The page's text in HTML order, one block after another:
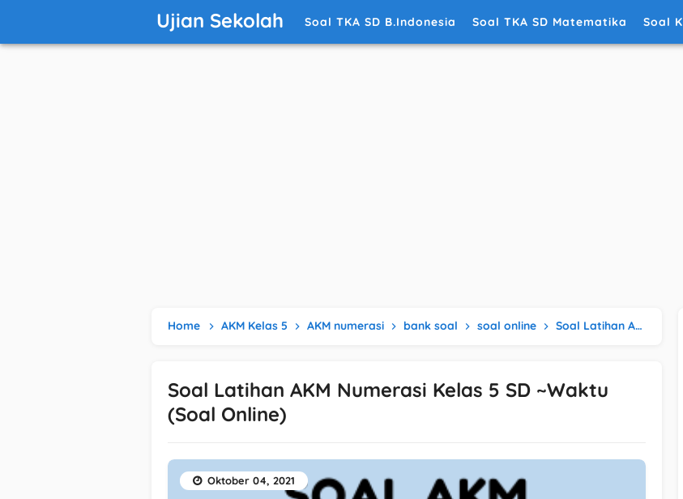
Ujian Sekolah Soal TKA SD B.Indonesia Soal TKA SD Matematika Soal
Home AKM Kelas 5 AKM numerasi bank soal soal online Soal Latihan AKM Numerasi Kelas 5 SD ~Waktu (Soal Online)
Soal Latihan AKM Numerasi Kelas 5 SD ~Waktu
(Soal Online)
Oktober 04, 2021